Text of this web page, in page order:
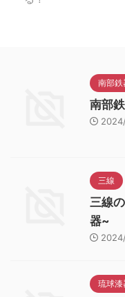
南部鉄
南部
三線
三線
器~
琉球漆